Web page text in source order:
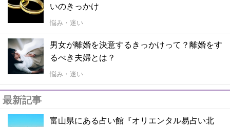
いのきっかけ
悩み・迷い
男女が離婚を決意するきっかけって？離婚をす
るべき夫婦とは？
悩み・迷い
最新記事
富山県にある占い館『オリエンタル易占い北